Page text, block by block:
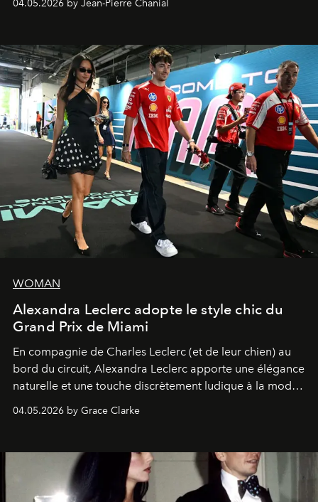
04.05.2026 by Jean-Pierre Chanial
WOMAN
Alexandra Leclerc adopte le style chic du
Grand Prix de Miami
En compagnie de Charles Leclerc (et de leur chien) au
bord du circuit, Alexandra Leclerc apporte une élégance
naturelle et une touche discrètement ludique à la mode
de la Formule 1.
04.05.2026 by Grace Clarke